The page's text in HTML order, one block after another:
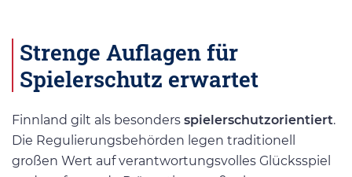
Strenge Auflagen für
Spielerschutz erwartet
Finnland gilt als besonders spielerschutzorientiert.
Die Regulierungsbehörden legen traditionell
großen Wert auf verantwortungsvolles Glücksspiel